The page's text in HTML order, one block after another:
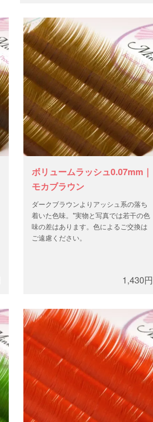
ボリュームラッシュ0.07mm｜
モカブラウン
ダークブラウンよりアッシュ系の落ち
着いた色味。*実物と写真では若干の色
味の差はあります。色によるご交換は
ご遠慮ください。
1,430円